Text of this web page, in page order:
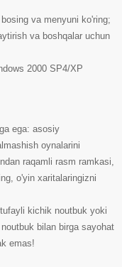
va menyuni ko'ring;
va boshqalar uchun
2000 SP4/XP
ega: asosiy
oynalarini
raqamli rasm ramkasi,
o'yin xaritalaringizni
kichik noutbuk yoki
bilan birga sayohat
emas!